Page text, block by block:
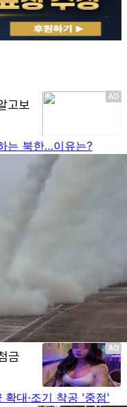
는 북한…이유는?
대·조기 착공 '중점'